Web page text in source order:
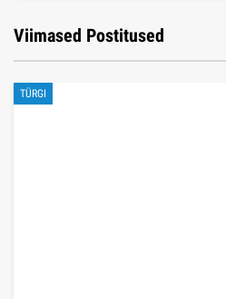
Viimased Postitused
TÜRGI